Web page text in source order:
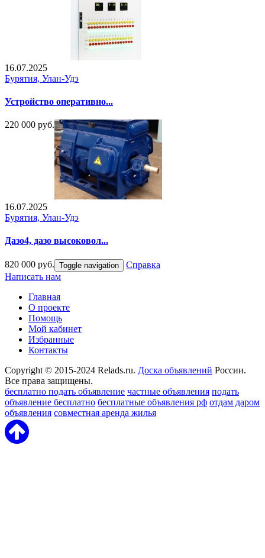
16.07.2025
Бурятия, Улан-Удэ
Устройство оперативно...
220 000 руб.
16.07.2025
Бурятия, Улан-Удэ
Дазо4, дазо высоковол...
820 000 руб. Toggle navigation
Справка
Написать нам
Главная
О проекте
Помощь
Мой кабинет
Избранные
Контакты
Copyright © 2015-2024 Relads.ru. Доска объявлений России.
Все права защищены.
бесплатно подать объявление частные объявления подать
объявление бесплатно бесплатные объявления рф отдам даром
объявления совместная аренда жилья